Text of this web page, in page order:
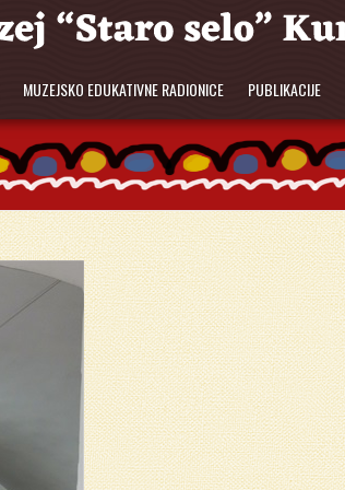
MUZEJSKO EDUKATIVNE RADIONICE PUBLIKACIJE